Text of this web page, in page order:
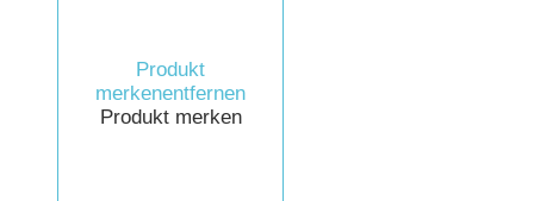
Produkt
merkenentfernen
Produkt merken